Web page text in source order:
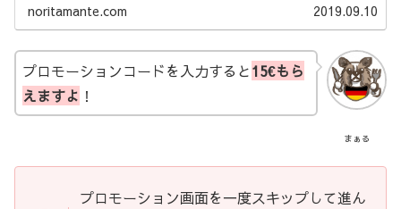
noritamante.com 2019.09.10
まぁる
プロモーションコードを入力すると15€もら
えますよ ！
プロモーション画面を一度スキップして進ん